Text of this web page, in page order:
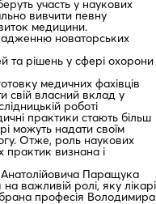
участь у наукових
вивчити певну
медицини.
новаторських
та рішень у сфері охорони
медичних фахівців
свій власний вклад у
роботі
практики стають більш
можуть надати своїм
Отже, роль наукових
практик визнана і
Паращука
важливій ролі, яку лікарі
професія Володимира